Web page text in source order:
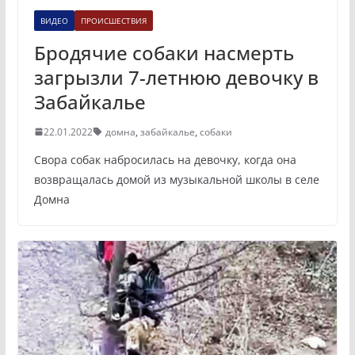
ВИДЕО ПРОИСШЕСТВИЯ
Бродячие собаки насмерть
загрызли 7-летнюю девочку в
Забайкалье
22.01.2022 домна, забайкалье, собаки
Свора собак набросилась на девочку, когда она
возвращалась домой из музыкальной школы в селе
Домна